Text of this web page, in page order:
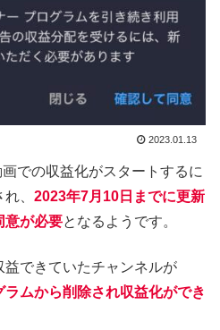
2023.01.13
での収益化がスタートするに
、 2023年7月10日 までに更新
意が必要となるようです。
できていたチャンネルが
ムから削除され収益化ができ